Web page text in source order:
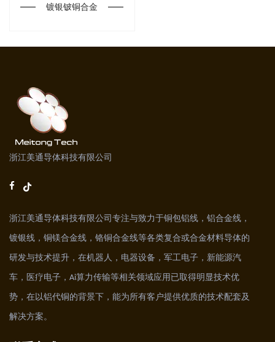
镀银铍铜合金
浙江美通导体科技有限公司
浙江美通导体科技有限公司专注与致力于铜包铝线，铝合金线，
镀银线，铜镁合金线，铬铜合金线等各类复合或合金材料导体的
研发与技术提升，在机器人，电器设备，军工电子，新能源汽
车，医疗电子，Ai算力传输等相关领域应用已取得明显技术优
势，在以铝代铜的背景下，能为所有客户提供优质的技术配套及
解决方案。